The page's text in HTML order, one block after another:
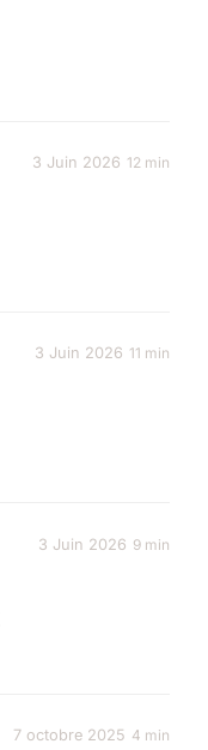
3 Juin 2026 12 min
3 Juin 2026 11 min
3 Juin 2026 9 min
7 octobre 2025 4 min